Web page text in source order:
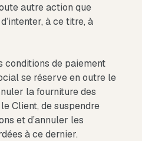
autre action que
à ce titre, à
conditions de paiement
se réserve en outre le
la fourniture des
Client, de suspendre
et d’annuler les
à ce dernier.